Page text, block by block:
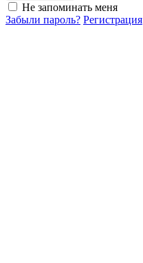
Не запоминать меня
Забыли пароль? Регистрация